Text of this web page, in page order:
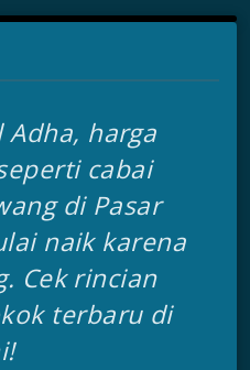
harga
cabai
di Pasar
naik karena
Cek rincian
terbaru di